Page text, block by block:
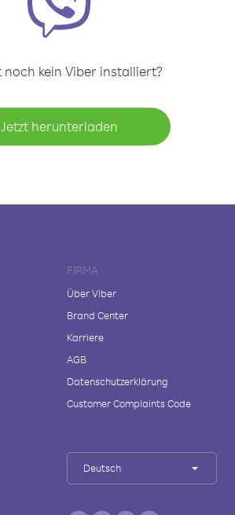
noch kein Viber installiert?
Jetzt herunterladen
FIRMA
Über Viber
Brand Center
Karriere
AGB
Datenschutzerklärung
Customer Complaints Code
Deutsch